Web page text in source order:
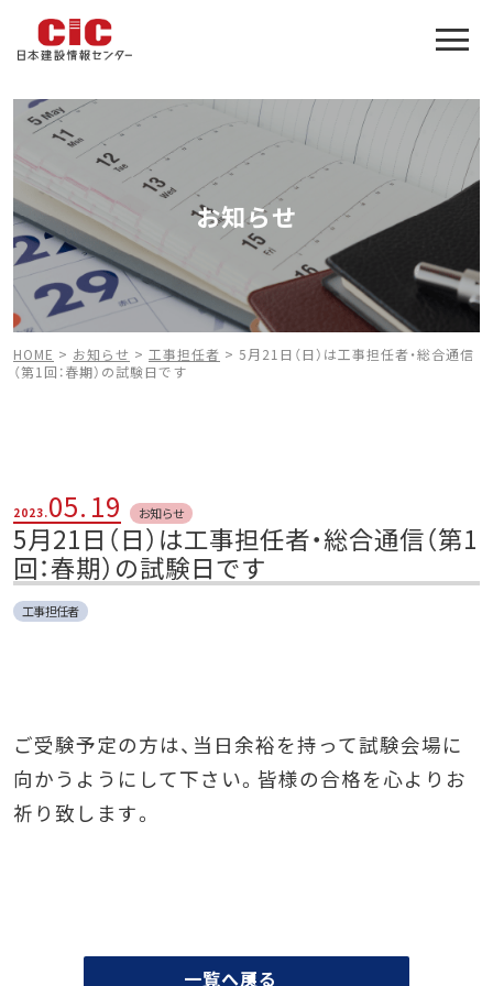
お知らせ
HOME > お知らせ > 工事担任者 > 5月21日（日）は工事担任者・総合通信
（第1回：春期）の試験日です
5月21日（日）は工事担任者・総合通信（第1
回：春期）の試験日です
2023.05. 19 お知らせ
工事担任者
ご受験予定の方は、当日余裕を持って試験会場に
向かうようにして下さい。皆様の合格を心よりお
祈り致します。
一覧へ戻る